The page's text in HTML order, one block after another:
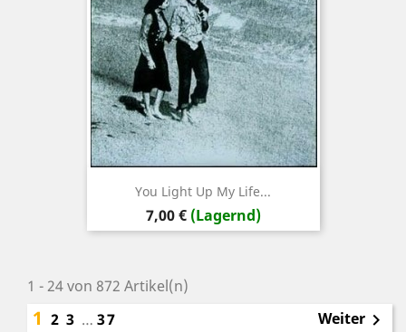
You Light Up My Life...
Preis
7,00 € (Lagernd)
1 - 24 von 872 Artikel(n)
1 2 3 … 37 Weiter 